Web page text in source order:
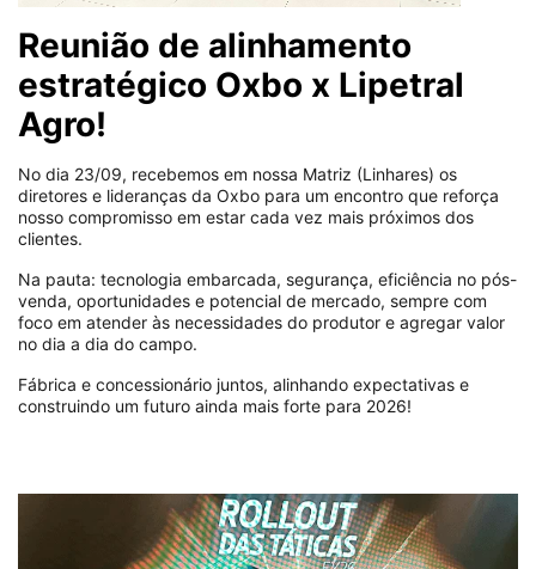
Reunião de alinhamento
estratégico Oxbo x Lipetral
Agro!
No dia 23/09, recebemos em nossa Matriz (Linhares) os
diretores e lideranças da Oxbo para um encontro que reforça
nosso compromisso em estar cada vez mais próximos dos
clientes.
Na pauta: tecnologia embarcada, segurança, eficiência no pós-
venda, oportunidades e potencial de mercado, sempre com
foco em atender às necessidades do produtor e agregar valor
no dia a dia do campo.
Fábrica e concessionário juntos, alinhando expectativas e
construindo um futuro ainda mais forte para 2026!